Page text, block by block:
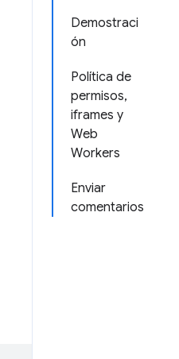
Demostraci
ón
Política de
permisos,
iframes y
Web
Workers
Enviar
comentarios